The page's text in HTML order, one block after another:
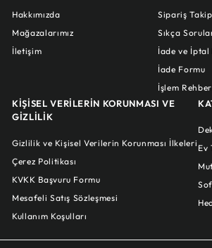
Hakkımızda
Mağazalarımız
İletişim
Sipariş Takip
Sıkça
İade ve İptal
İade Formu
İşlem
KİŞİSEL VERİLERİN KORUNMASI VE
GİZLİLİK
Gizlilik ve Kişisel Verilerin Korunması İlkeleri
Çerez Politikası
KVKK Başvuru Formu
Mesafeli Satış Sözleşmesi
Kullanım Koşulları
Ev